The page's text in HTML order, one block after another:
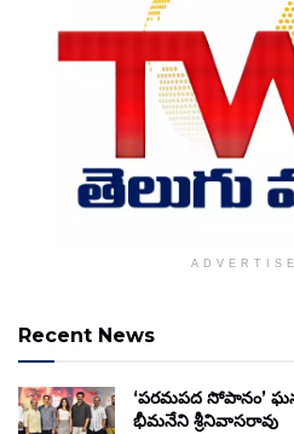
Recent News
‘పరమపద సోపానం’
భీమనేని శ్రీనివాసరావు